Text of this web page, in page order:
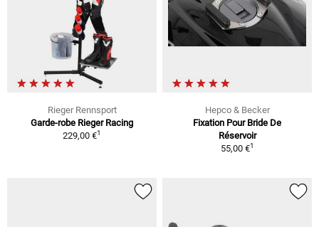
Rieger Rennsport
Garde-robe Rieger Racing
229,00 €1
Hepco & Becker
Fixation Pour Bride De
Réservoir
55,00 €1